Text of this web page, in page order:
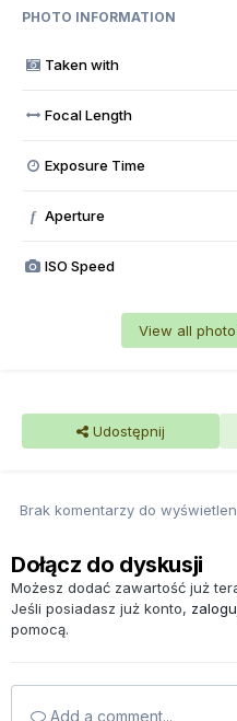
PHOTO INFORMATION
Taken with
Focal Length
Exposure Time
f Aperture
ISO Speed
View all
Udostępnij
Brak komentarzy do
Dołącz do dyskusji
Możesz dodać zawartość już
Jeśli posiadasz już konto,
pomocą.
Add a comment...